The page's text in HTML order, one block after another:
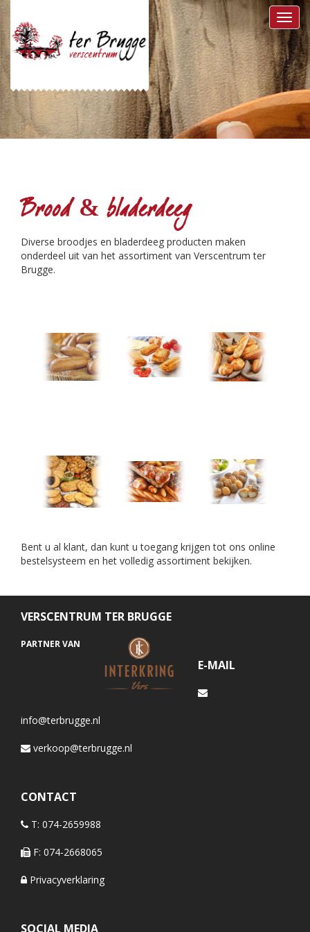
Brood & bladerdeeg
Diverse broodjes en bladerdeeg producten maken
onderdeel uit van het assortiment van Verscentrum ter
Brugge.
Bent u al klant, dan kunt u toegang krijgen tot ons online
bestelsysteem en het volledig assortiment bekijken.
VERSCENTRUM TER BRUGGE
PARTNER VAN
E-MAIL
info@terbrugge.nl
verkoop@terbrugge.nl
CONTACT
T: 074-2659988
F: 074-2668065
Privacyverklaring
SOCIAL MEDIA